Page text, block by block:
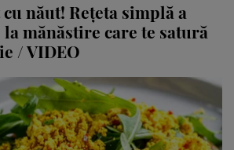
năut! Rețeta simplă a
mănăstire care te satură
/ VIDEO